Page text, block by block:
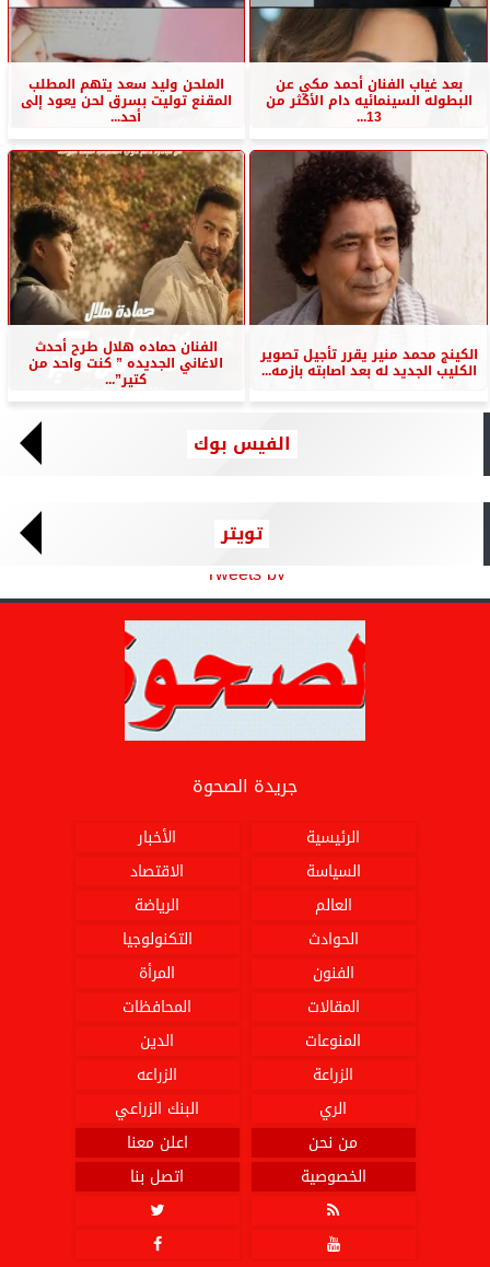
بعد غياب الفنان أحمد مكي عن
البطوله السينمائيه دام الأكثر من
13...
الملحن وليد سعد يتهم المطلب
المقنع توليت بسرق لحن يعود إلى
أحد...
الكينج محمد منير يقرر تأجيل تصوير
الكليب الجديد له بعد اصابته بازمه...
الفنان حماده هلال طرح أحدث
الاغاني الجديده ” كنت واحد من
كتير”...
الفيس بوك
تويتر
Tweets by
جريدة الصحوة
الرئيسية
الأخبار
السياسة
الاقتصاد
العالم
الرياضة
الحوادث
التكنولوجيا
الفنون
المرأة
المقالات
المحافظات
المنوعات
الدين
الزراعة
الزراعه
الري
البنك الزراعي
من نحن
اعلن معنا
الخصوصية
اتصل بنا



